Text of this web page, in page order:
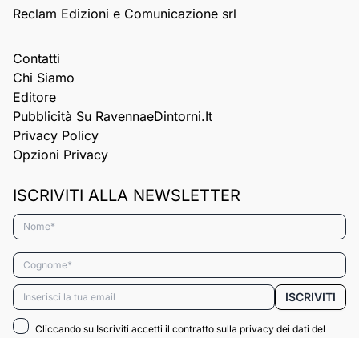
Reclam Edizioni e Comunicazione srl
Contatti
Chi Siamo
Editore
Pubblicità Su RavennaeDintorni.it
Privacy Policy
Opzioni Privacy
ISCRIVITI ALLA NEWSLETTER
Nome*
Cognome*
Email* ISCRIVITI
Cliccando su Iscriviti accetti il contratto sulla privacy dei dati del